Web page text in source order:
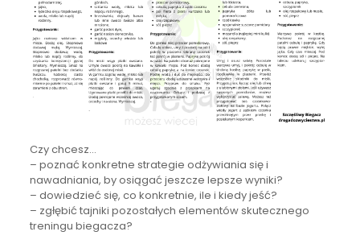
Czy chcesz…
– poznać konkretne strategie odżywiania się i
nawadniania, by osiągać jeszcze lepsze wyniki?
– dowiedzieć się, co konkretnie, ile i kiedy jeść?
– zgłębić tajniki pozostałych elementów skutecznego
treningu biegacza?